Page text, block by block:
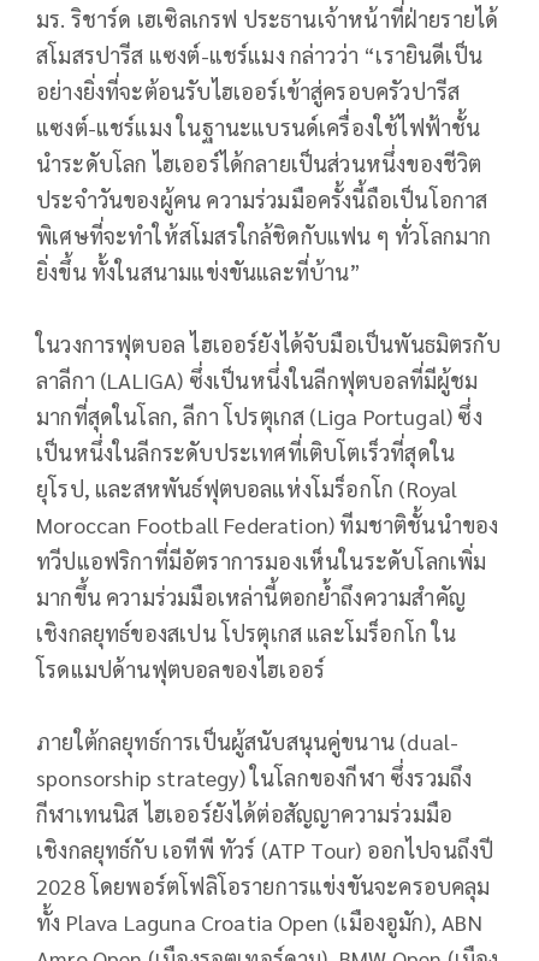
มร. ริชาร์ด เฮเซิลเกรฟ ประธานเจ้าหน้าที่ฝ่ายรายได้
สโมสรปารีส แซงต์-แชร์แมง กล่าวว่า “เรายินดีเป็น
อย่างยิ่งที่จะต้อนรับไฮเออร์เข้าสู่ครอบครัวปารีส
แซงต์-แชร์แมง ในฐานะแบรนด์เครื่องใช้ไฟฟ้าชั้น
นำระดับโลก ไฮเออร์ได้กลายเป็นส่วนหนึ่งของชีวิต
ประจำวันของผู้คน ความร่วมมือครั้งนี้ถือเป็นโอกาส
พิเศษที่จะทำให้สโมสรใกล้ชิดกับแฟน ๆ ทั่วโลกมาก
ยิ่งขึ้น ทั้งในสนามแข่งขันและที่บ้าน”
ในวงการฟุตบอล ไฮเออร์ยังได้จับมือเป็นพันธมิตรกับ
ลาลีกา (LALIGA) ซึ่งเป็นหนึ่งในลีกฟุตบอลที่มีผู้ชม
มากที่สุดในโลก, ลีกา โปรตุเกส (Liga Portugal) ซึ่ง
เป็นหนึ่งในลีกระดับประเทศที่เติบโตเร็วที่สุดใน
ยุโรป, และสหพันธ์ฟุตบอลแห่งโมร็อกโก (Royal
Moroccan Football Federation) ทีมชาติชั้นนำของ
ทวีปแอฟริกาที่มีอัตราการมองเห็นในระดับโลกเพิ่ม
มากขึ้น ความร่วมมือเหล่านี้ตอกย้ำถึงความสำคัญ
เชิงกลยุทธ์ของสเปน โปรตุเกส และโมร็อกโก ใน
โรดแมปด้านฟุตบอลของไฮเออร์
ภายใต้กลยุทธ์การเป็นผู้สนับสนุนคู่ขนาน (dual-
sponsorship strategy) ในโลกของกีฬา ซึ่งรวมถึง
กีฬาเทนนิส ไฮเออร์ยังได้ต่อสัญญาความร่วมมือ
เชิงกลยุทธ์กับ เอทีพี ทัวร์ (ATP Tour) ออกไปจนถึงปี
2028 โดยพอร์ตโฟลิโอรายการแข่งขันจะครอบคลุม
ทั้ง Plava Laguna Croatia Open (เมืองอูมัก), ABN